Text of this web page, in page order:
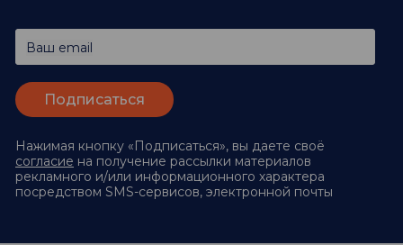
Ваш email
Нажимая кнопку «Подписаться», вы даете своё
согласие на получение рассылки материалов
рекламного и/или информационного характера
посредством SMS-сервисов, электронной почты